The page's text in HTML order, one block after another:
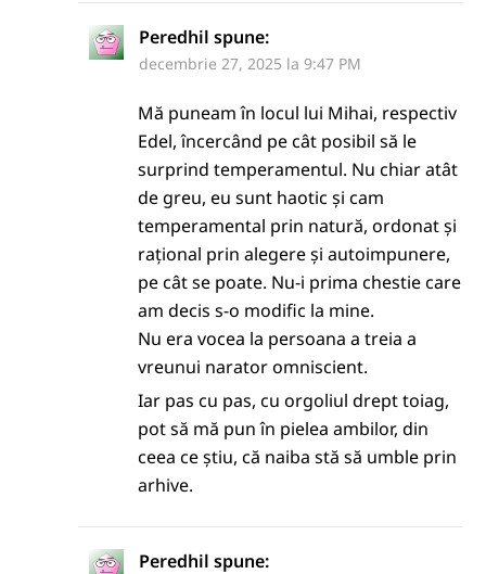
Peredhil spune:
decembrie 27, 2025 la 9:47 PM
Mă puneam în locul lui Mihai, respectiv
Edel, încercând pe cât posibil să le
surprind temperamentul. Nu chiar atât
de greu, eu sunt haotic și cam
temperamental prin natură, ordonat și
rațional prin alegere și autoimpunere,
pe cât se poate. Nu-i prima chestie care
am decis s-o modific la mine.
Nu era vocea la persoana a treia a
vreunui narator omniscient.
Iar pas cu pas, cu orgoliul drept toiag,
pot să mă pun în pielea ambilor, din
ceea ce știu, că naiba stă să umble prin
arhive.
Peredhil spune: